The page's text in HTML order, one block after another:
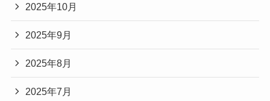
2025年10月
2025年9月
2025年8月
2025年7月